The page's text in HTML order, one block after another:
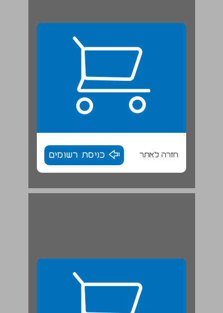
חזרה לאתר כניסת רשומים
1.2.3 מאפיינים קריטיים של עסקות ... 18